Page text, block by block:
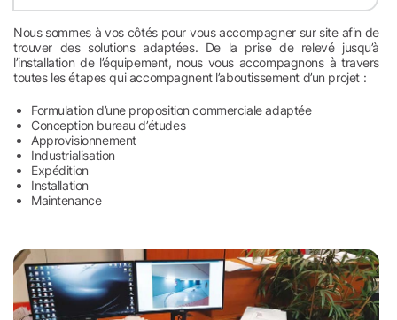
Nous sommes à vos côtés pour vous accompagner sur site afin de
trouver des solutions adaptées. De la prise de relevé jusqu’à
l’installation de l’équipement, nous vous accompagnons à travers
toutes les étapes qui accompagnent l’aboutissement d’un projet :
Formulation d’une proposition commerciale adaptée
Conception bureau d’études
Approvisionnement
Industrialisation
Expédition
Installation
Maintenance